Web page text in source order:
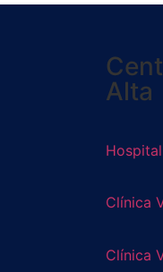
Alta
Clínica
Clínica